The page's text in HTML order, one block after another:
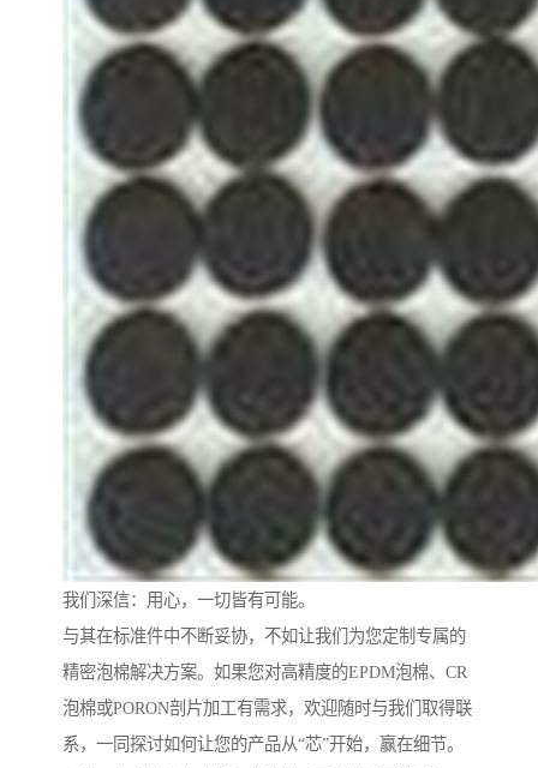
我们深信：用心，一切皆有可能。
与其在标准件中不断妥协，不如让我们为您定制专属的
精密泡棉解决方案。如果您对高精度的EPDM泡棉、CR
泡棉或PORON剖片加工有需求，欢迎随时与我们取得联
系，一同探讨如何让您的产品从“芯”开始，赢在细节。